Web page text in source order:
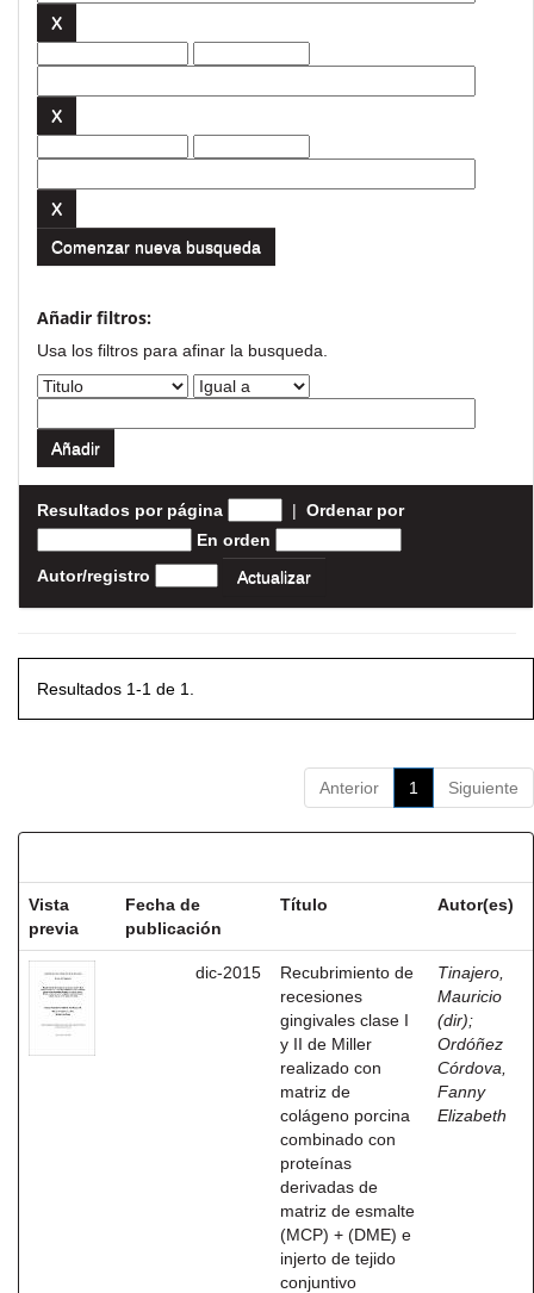
Comenzar nueva busqueda
Añadir filtros:
Usa los filtros para afinar la busqueda.
Resultados por página | Ordenar por
En orden
Autor/registro
Resultados 1-1 de 1.
Anterior 1 Siguiente
Vista
previa
Fecha de
publicación
Título Autor(es)
dic-2015
Recubrimiento de
recesiones
gingivales clase I
y II de Miller
realizado con
matriz de
colágeno porcina
combinado con
proteínas
derivadas de
matriz de esmalte
(MCP) + (DME) e
injerto de tejido
conjuntivo
Tinajero,
Mauricio
(dir);
Ordóñez
Córdova,
Fanny
Elizabeth